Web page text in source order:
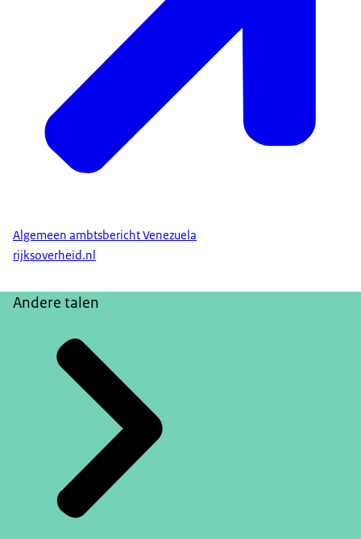
Algemeen ambtsbericht Venezuela
rijksoverheid.nl
Andere talen